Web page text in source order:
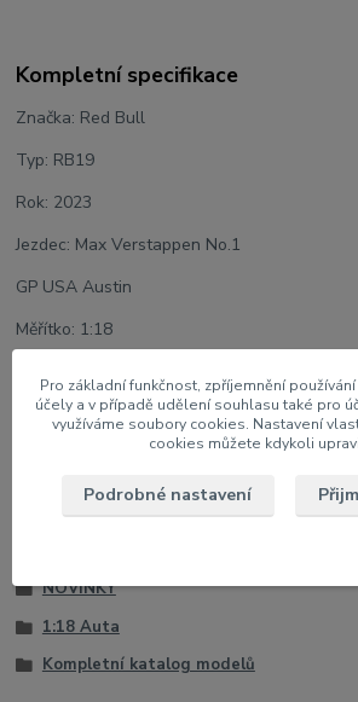
Kompletní specifikace
Značka: Red Bull
Typ: RB19
Rok: 2023
Jezdec: Max Verstappen No.1
GP USA Austin
Měřítko: 1:18
Barva: Černá
NOVINKY
1:18 Auta
Kompletní katalog modelů
Pro základní funkčnost, zpříjemnění
účely a v případě udělení souhlasu také pro
využíváme soubory cookies. Nastavení
cookies můžete kdykoli
Podrobné nastavení